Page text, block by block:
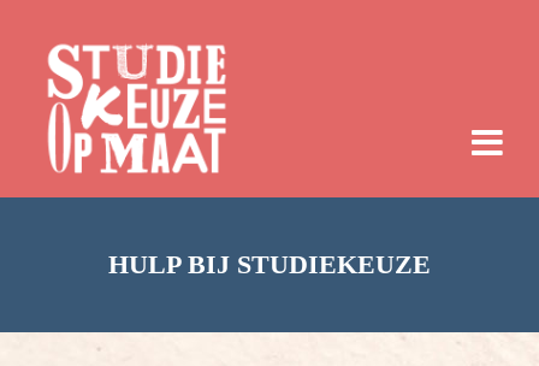
HULP BIJ STUDIEKEUZE